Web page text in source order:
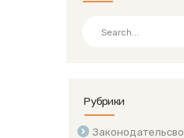
Рубрики
Законодательсво